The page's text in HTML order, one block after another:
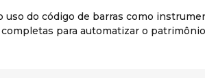
do código de barras como
para automatizar o